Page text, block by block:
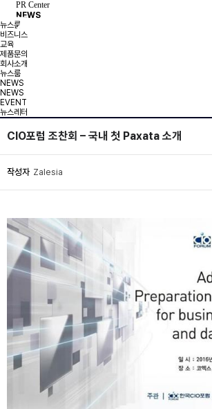
PR Center
NEWS
뉴스룸
비즈니스
교육
제품문의
회사소개
뉴스룸
NEWS
NEWS
EVENT
뉴스레터
CIO포럼 조찬회 – 국내 첫 Paxata 소개
작성자 Zalesia